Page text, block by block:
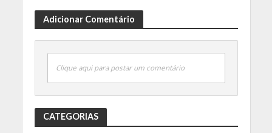
Adicionar Comentário
Clique aqui para postar um comentário
CATEGORIAS